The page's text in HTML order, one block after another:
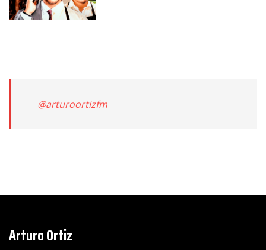
@arturoortizfm
Arturo Ortiz